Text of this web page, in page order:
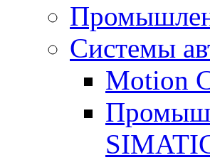
Системы
Motion